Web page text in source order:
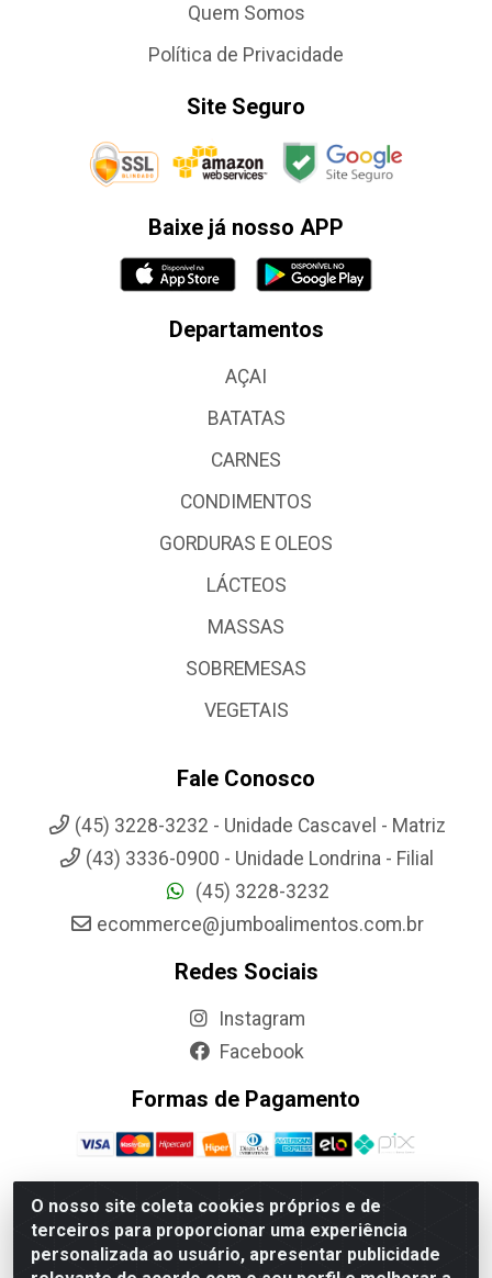
O nosso site coleta cookies próprios e de
terceiros para proporcionar uma experiência
personalizada ao usuário, apresentar publicidade
Quem Somos
Política de Privacidade
Site Seguro
Baixe já nosso APP
Departamentos
AÇAI
BATATAS
CARNES
CONDIMENTOS
GORDURAS E OLEOS
LÁCTEOS
MASSAS
SOBREMESAS
VEGETAIS
Fale Conosco
(45) 3228-3232 - Unidade Cascavel - Matriz
(43) 3336-0900 - Unidade Londrina - Filial
(45) 3228-3232
ecommerce@jumboalimentos.com.br
Redes Sociais
Instagram
Facebook
Formas de Pagamento
Jumbo Alimentos Cascavel - Matriz - Rua Itatiba Do Sul, 161 -
Santos Dumont, Cascavel-PR - CEP 85804-700- CNPJ